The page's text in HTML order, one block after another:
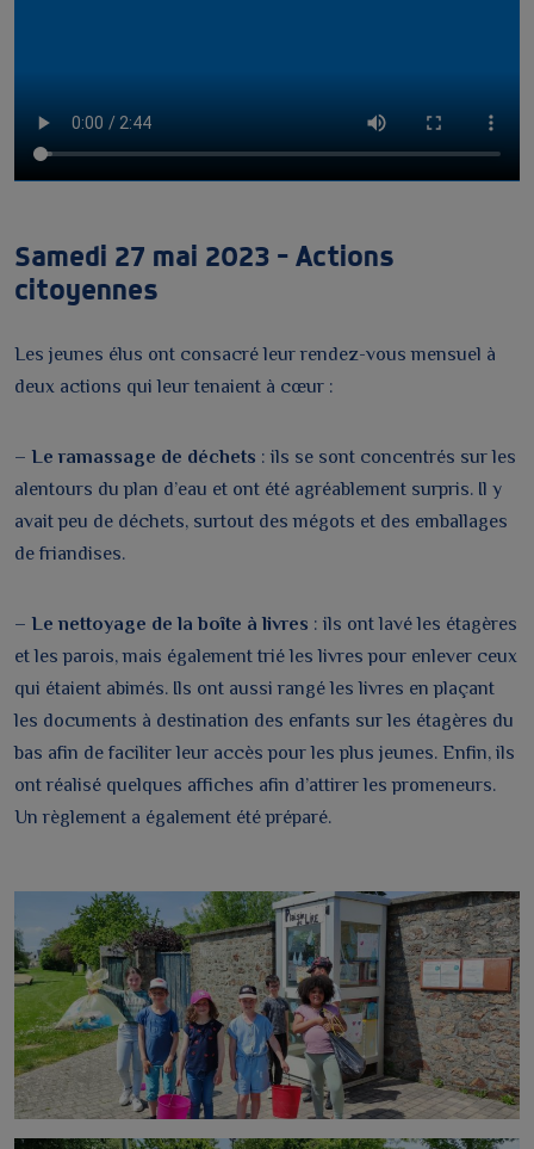
Samedi 27 mai 2023 – Actions
citoyennes
Les jeunes élus ont consacré leur rendez-vous mensuel à
deux actions qui leur tenaient à cœur :
– Le ramassage de déchets : ils se sont concentrés sur les
alentours du plan d’eau et ont été agréablement surpris. Il y
avait peu de déchets, surtout des mégots et des emballages
de friandises.
– Le nettoyage de la boîte à livres : ils ont lavé les étagères
et les parois, mais également trié les livres pour enlever ceux
qui étaient abimés. Ils ont aussi rangé les livres en plaçant
les documents à destination des enfants sur les étagères du
bas afin de faciliter leur accès pour les plus jeunes. Enfin, ils
ont réalisé quelques affiches afin d’attirer les promeneurs.
Un règlement a également été préparé.